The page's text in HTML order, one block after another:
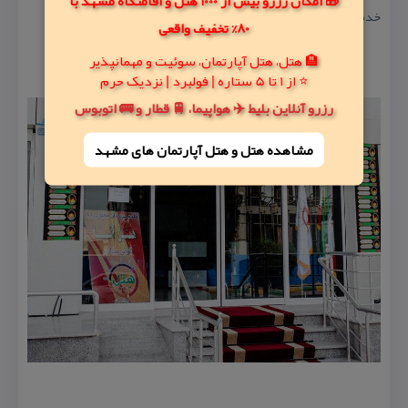
80% تخفیف واقعی
🏨 هتل، هتل آپارتمان، سوئیت و مهمانپذیر
⭐ از 1 تا 5 ستاره | فولبرد | نزدیک حرم
رزرو آنلاین بلیط ✈️ هواپیما، 🚆 قطار و 🚌 اتوبوس
مشاهده هتل و هتل‌ آپارتمان های مشهد
خدمات تور